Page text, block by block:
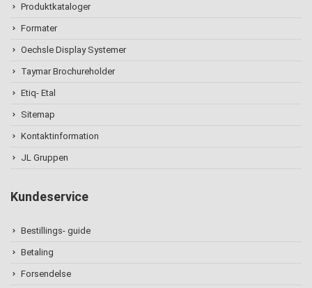
Produktkataloger
Formater
Oechsle Display Systemer
Taymar Brochureholder
Etiq- Etal
Sitemap
Kontaktinformation
JL Gruppen
Kundeservice
Bestillings- guide
Betaling
Forsendelse